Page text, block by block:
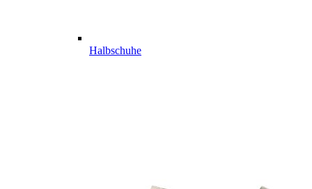
Halbschuhe